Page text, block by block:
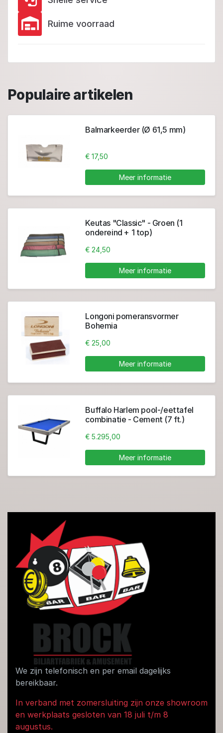
Ruime voorraad
Populaire artikelen
Balmarkeerder (Ø 61,5 mm)
€ 17,50
Meer informatie
Keutas "Classic" - Groen (1
ondereind + 1 top)
€ 24,50
Meer informatie
Longoni pomeransvormer
Bohemia
€ 25,00
Meer informatie
Buffalo Harlem pool-/eettafel
combinatie - Cement (7 ft.)
€ 5.295,00
Meer informatie
We zijn telefonisch en per email dagelijks
bereikbaar.
In verband met zomersluiting zijn onze showroom
en werkplaats gesloten van 18 juli t/m 8
augustus.